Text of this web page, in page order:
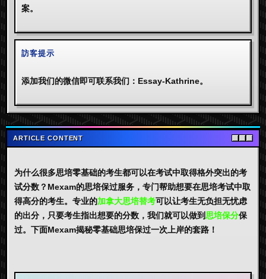
案。
訪客提示
添加我们的微信即可联系我们：Essay-Kathrine。
ARTICLE CONTENT
为什么很多思培零基础的考生都可以在考试中取得格外突出的考
试分数？Mexam的思培保过服务，专门帮助想要在思培考试中取
得高分的考生。专业的加拿大思培替考可以让考生无负担无忧虑
的出分，只要考生指出想要的分数，我们就可以做到思培保分保
过。下面Mexam揭秘零基础思培保过一次上岸的套路！